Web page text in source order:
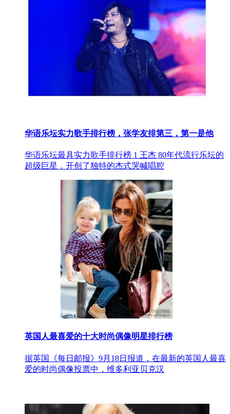
华语乐坛实力歌手排行榜，张学友排第三，第一是他
华语乐坛最具实力歌手排行榜 1 王杰 80年代流行乐坛的
超级巨星，开创了独特的杰式哭喊唱腔
英国人最喜爱的十大时尚偶像明星排行榜
据英国《每日邮报》9月18日报道，在最新的英国人最喜
爱的时尚偶像投票中，维多利亚贝克汉